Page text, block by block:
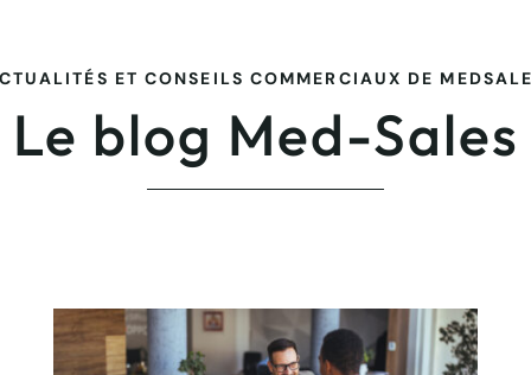
ET CONSEILS COMMERCIAUX DE
Le blog Med-Sales